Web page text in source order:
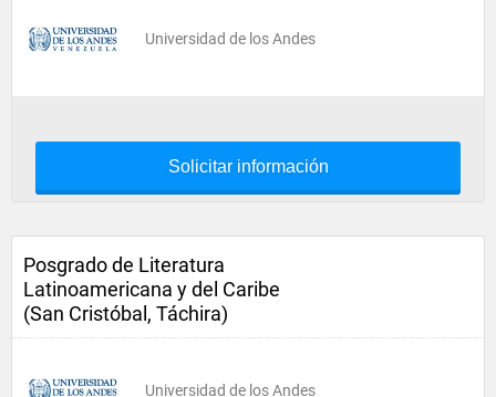
Universidad de los Andes
Solicitar información
Posgrado de Literatura
Latinoamericana y del Caribe
(San Cristóbal, Táchira)
Universidad de los Andes